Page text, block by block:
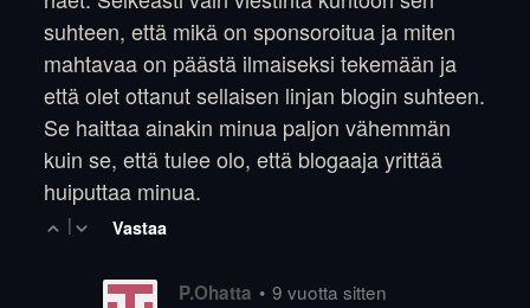
suhteen, että mikä on sponsoroitua ja miten
mahtavaa on päästä ilmaiseksi tekemään ja
että olet ottanut sellaisen linjan blogin suhteen.
Se haittaa ainakin minua paljon vähemmän
kuin se, että tulee olo, että blogaaja yrittää
huiputtaa minua.
| Vastaa
P.Ohatta • 9 vuotta sitten